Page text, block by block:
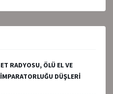
RADYOSU, ÖLÜ EL VE
DÜŞLERİ